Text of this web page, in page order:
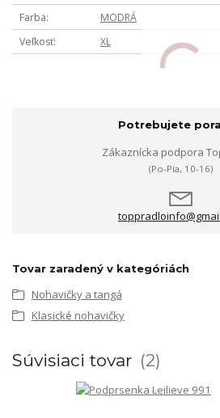
Farba
MODRÁ
Veľkosť
XL
Potrebujete
Zákaznícka podpora
(Po-Pia, 10-16)
Tovar zaradený v kategóriách
Nohavičky a tangá
Klasické nohavičky
Súvisiaci tovar 2